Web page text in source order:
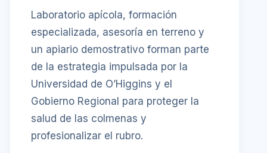
Laboratorio apícola, formación
especializada, asesoría en terreno y
un apiario demostrativo forman parte
de la estrategia impulsada por la
Universidad de O’Higgins y el
Gobierno Regional para proteger la
salud de las colmenas y
profesionalizar el rubro.